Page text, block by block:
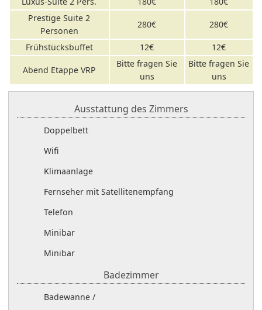
Prestige Suite 2
Personen
280€ 280€
Frühstücksbuffet 12€ 12€
Abend Etappe VRP
Bitte fragen Sie
uns
Bitte fragen Sie
uns
Ausstattung des Zimmers
Doppelbett
Wifi
Klimaanlage
Fernseher mit Satellitenempfang
Telefon
Minibar
Minibar
Badezimmer
Badewanne /